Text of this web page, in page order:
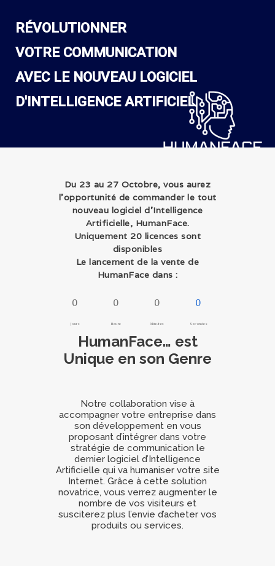
RÉVOLUTIONNER
VOTRE COMMUNICATION
AVEC LE NOUVEAU LOGICIEL
D'INTELLIGENCE ARTIFICIEL
ArobazConsulting
Guadeloupe
ACCUEIL
RÉALISATIONS
LE BLOG
Du 23 au 27 Octobre, vous aurez
l’opportunité de commander le tout
nouveau logiciel d’Intelligence
Artificielle, HumanFace.
Uniquement 20 licences sont
disponibles
Le lancement de la vente de
HumanFace dans :
0
Jours
0
Heure
0
Minutes
0
Secondes
HumanFace… est
Unique en son Genre
Notre collaboration vise à
accompagner votre entreprise dans
son développement en vous
proposant d’intégrer dans votre
stratégie de communication le
dernier logiciel d’Intelligence
Artificielle qui va humaniser votre site
Internet. Grâce à cette solution
novatrice, vous verrez augmenter le
nombre de vos visiteurs et
susciterez plus l’envie d’acheter vos
produits ou services.